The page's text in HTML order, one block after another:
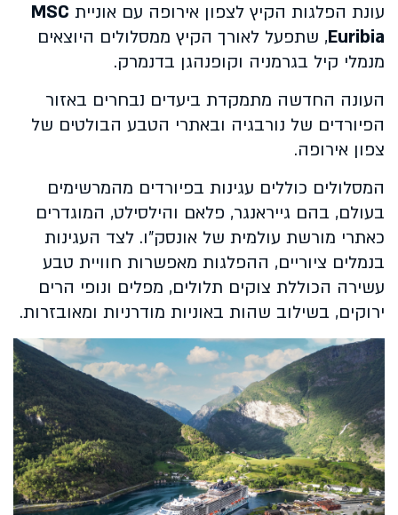
עונת הפלגות הקיץ לצפון אירופה עם אוניית MSC
Euribia, שתפעל לאורך הקיץ ממסלולים היוצאים
מנמלי קיל בגרמניה וקופנהגן בדנמרק.
העונה החדשה מתמקדת ביעדים נבחרים באזור
הפיורדים של נורבגיה ובאתרי הטבע הבולטים של
צפון אירופה.
המסלולים כוללים עגינות בפיורדים מהמרשימים
בעולם, בהם גייראנגר, פלאם והילסילט, המוגדרים
כאתרי מורשת עולמית של אונסק״ו. לצד העגינות
בנמלים ציוריים, ההפלגות מאפשרות חוויית טבע
עשירה הכוללת צוקים תלולים, מפלים ונופי הרים
ירוקים, בשילוב שהות באוניות מודרניות ומאובזרות.